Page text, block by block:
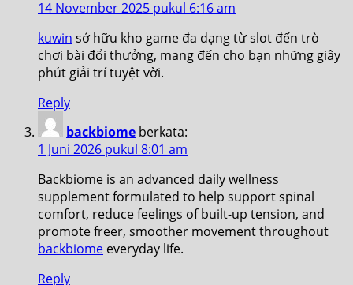
14 November 2025 pukul 6:16 am
kuwin sở hữu kho game đa dạng từ slot đến trò
chơi bài đổi thưởng, mang đến cho bạn những giây
phút giải trí tuyệt vời.
Reply
backbiome berkata:
1 Juni 2026 pukul 8:01 am
Backbiome is an advanced daily wellness
supplement formulated to help support spinal
comfort, reduce feelings of built-up tension, and
promote freer, smoother movement throughout
backbiome everyday life.
Reply